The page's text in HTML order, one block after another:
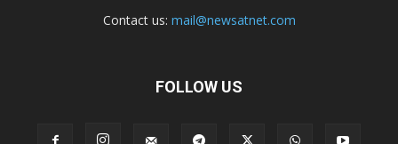
Contact us: mail@newsatnet.com
FOLLOW US